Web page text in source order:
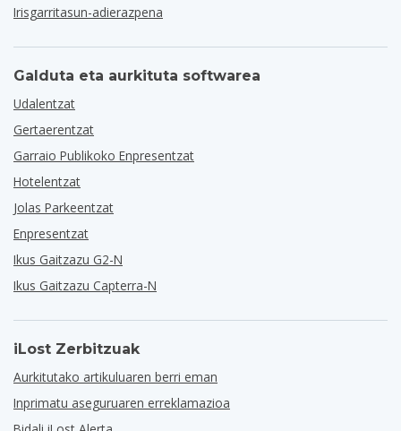
Irisgarritasun-adierazpena
Galduta eta aurkituta softwarea
Udalentzat
Gertaerentzat
Garraio Publikoko Enpresentzat
Hotelentzat
Jolas Parkeentzat
Enpresentzat
Ikus Gaitzazu G2-N
Ikus Gaitzazu Capterra-N
iLost Zerbitzuak
Aurkitutako artikuluaren berri eman
Inprimatu aseguruaren erreklamazioa